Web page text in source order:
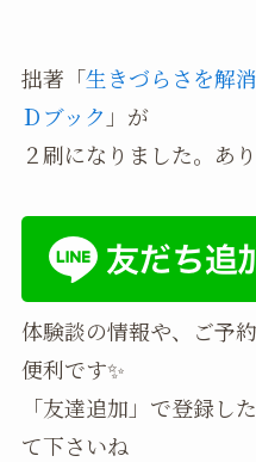
拙著「生きづらさを解
Ｄブック 」が
２刷になりました。あ
体験談の情報や、ご予
便利です✨
「友達追加」で登録し
て下さいね